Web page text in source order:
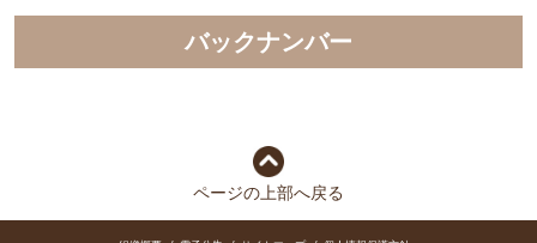
バックナンバー
ページの上部へ戻る